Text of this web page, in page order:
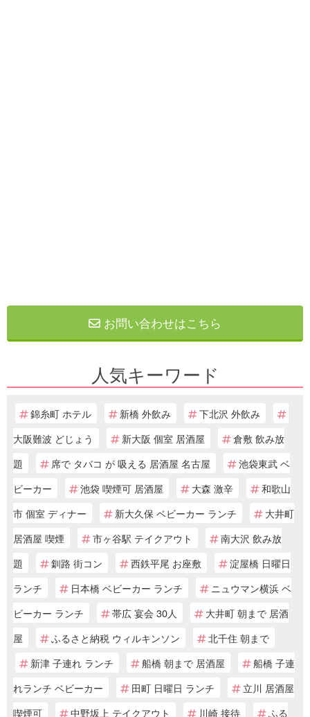
お問い合わせはこちら
人気キーワード
錦糸町 ホテル 新橋 外飲み
下北沢 外飲み
大阪難波 どじょう
新大阪 個室 居酒屋
倉敷 飲み放
題
席で タバコ が 吸える 居酒屋 名古屋
池袋東武 ベ
ビーカー
池袋 喫煙可 居酒屋 大森 激辛
和歌山
市 個室 ディナー
新大久保 ベビーカー ランチ
大井町
居酒屋 喫煙
市ヶ谷駅 テイクアウト
南大沢 飲み放
題
釧路 街コン 西鉄平尾 お座敷
淀屋橋 日曜日
ランチ
日本橋 ベビーカー ランチ
ニュウマン横浜 ベ
ビーカー ランチ
帯広 宴会 30人
大井町 朝まで 居酒
屋
ふるさと納税 ウィルキンソン
北千住 朝まで
新津 子連れ ランチ
船橋 朝まで 居酒屋
船橋 子連
れランチ ベビーカー
田町 日曜日 ランチ
立川 居酒屋
喫煙可
中野坂上 テイクアウト 川崎 接待 ふる